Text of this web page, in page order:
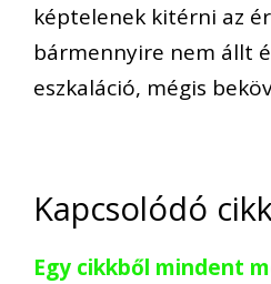
képtelenek kitérni az é
bármennyire nem állt é
eszkaláció, mégis bekö
Kapcsolódó
Egy cikkből mindent